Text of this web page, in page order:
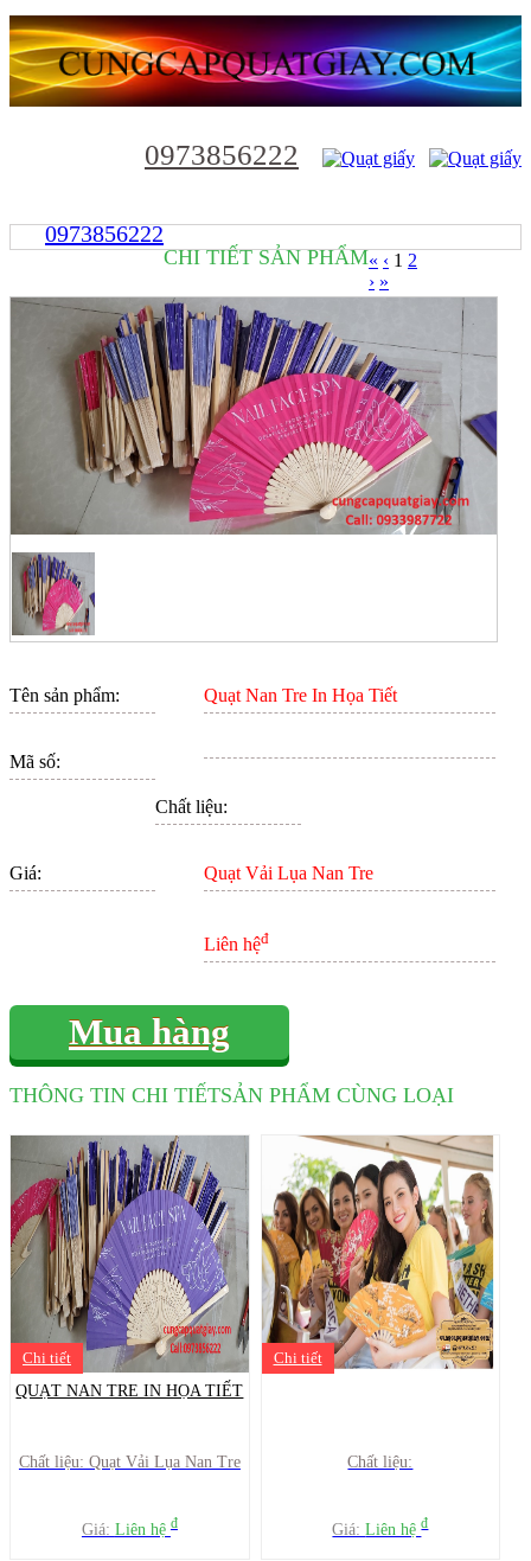
0973856222
0973856222
CHI TIẾT SẢN PHẨM
Tên sản phẩm: Quạt Nan Tre In Họa Tiết
Mã số:
Chất liệu:
Quạt Vải Lụa Nan Tre
Giá:
Liên hệđ
Mua hàng
THÔNG TIN CHI TIẾTSẢN PHẨM CÙNG LOẠI
Chi tiết
QUẠT NAN TRE IN HỌA TIẾT
Chất liệu: Quạt Vải Lụa Nan Tre
Giá: Liên hệ đ
Chi tiết
Chất liệu:
Giá:Liên hệđ
« ‹ 1 2
› »